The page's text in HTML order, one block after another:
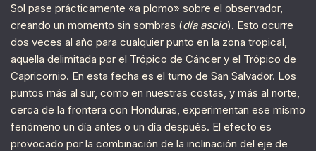
Sol pase prácticamente «a plomo» sobre el observador,
creando un momento sin sombras (día ascio). Esto ocurre
dos veces al año para cualquier punto en la zona tropical,
aquella delimitada por el Trópico de Cáncer y el Trópico de
Capricornio. En esta fecha es el turno de San Salvador. Los
puntos más al sur, como en nuestras costas, y más al norte,
cerca de la frontera con Honduras, experimentan ese mismo
fenómeno un día antes o un día después. El efecto es
provocado por la combinación de la inclinación del eje de